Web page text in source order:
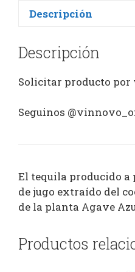
Descripción
Descripción
Solicitar producto por
Seguinos
El tequila producido
de jugo extraído del
de la planta Agave
Productos